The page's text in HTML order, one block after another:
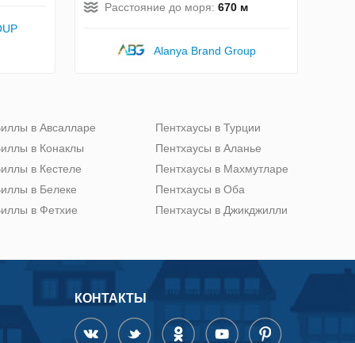
Расстояние до моря: 670 м
Alanya Brand Group
в Авсалларе
в Конаклы
в Кестеле
в Белеке
в Фетхие
Пентхаусы в Турции
Пентхаусы в Аланье
Пентхаусы в Махмутларе
Пентхаусы в Оба
Пентхаусы в Джикджилли
КОНТАКТЫ